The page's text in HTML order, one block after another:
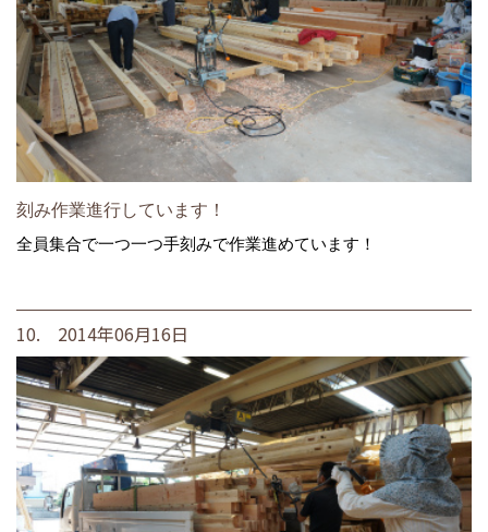
刻み作業進行しています！
全員集合で一つ一つ手刻みで作業進めています！
10. 2014年06月16日